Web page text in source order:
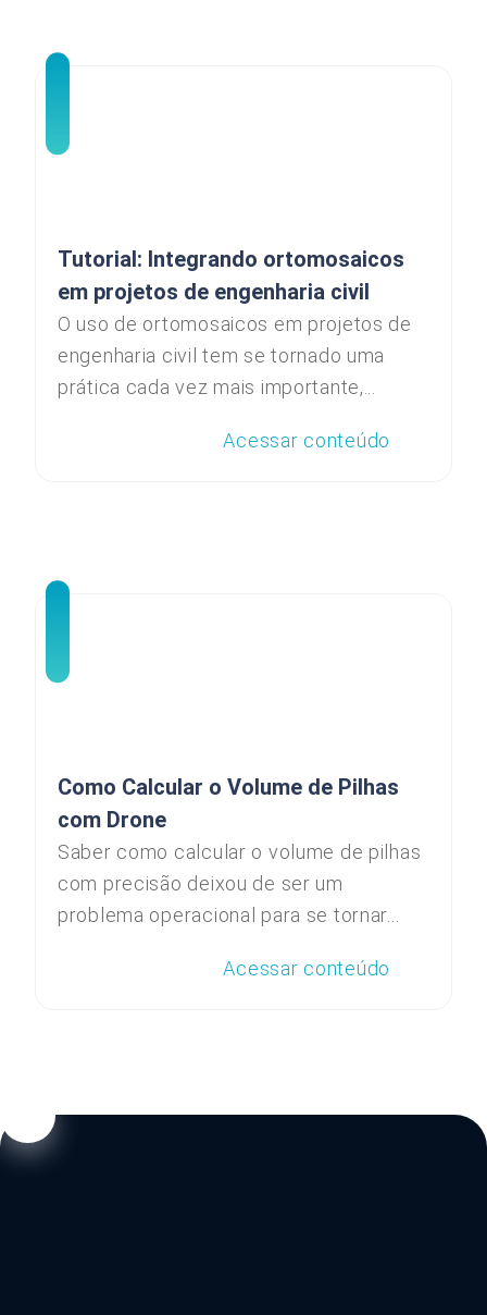
Tutorial: Integrando ortomosaicos
em projetos de engenharia civil
O uso de ortomosaicos em projetos de
engenharia civil tem se tornado uma
prática cada vez mais importante,...
Acessar conteúdo
Como Calcular o Volume de Pilhas
com Drone
Saber como calcular o volume de pilhas
com precisão deixou de ser um
problema operacional para se tornar...
Acessar conteúdo